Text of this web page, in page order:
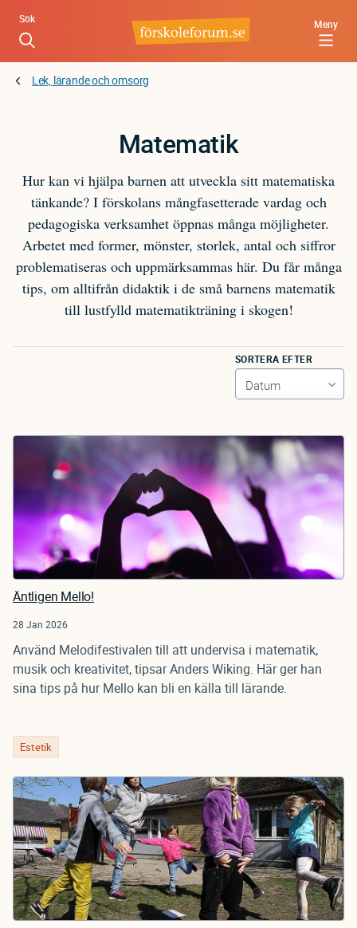
Hoppa
huvudinnehåll
Meny
Sök
Lek, lärande och omsorg
Matematik
Hur kan vi hjälpa barnen att utveckla sitt matematiska
tänkande? I förskolans mångfasetterade vardag och
pedagogiska verksamhet öppnas många möjligheter.
Arbetet med former, mönster, storlek, antal och siffror
problematiseras och uppmärksammas här. Du får många
tips, om alltifrån didaktik i de små barnens matematik
till lustfylld matematikträning i skogen!
SORTERA EFTER
Äntligen Mello!
28 Jan 2026
Använd Melodifestivalen till att undervisa i matematik,
musik och kreativitet, tipsar Anders Wiking. Här ger han
sina tips på hur Mello kan bli en källa till lärande.
Estetik